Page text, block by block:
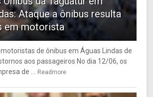
Ataque a ônibus resulta
em motorista
de ônibus em Águas Lindas de
aos passageiros No dia 12/06, os
de ... Readmore